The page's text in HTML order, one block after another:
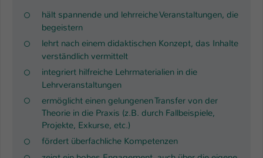
hält spannende und lehrreiche Veranstaltungen, die
begeistern
lehrt nach einem didaktischen Konzept, das Inhalte
verständlich vermittelt
integriert hilfreiche Lehrmaterialien in die
Lehrveranstaltungen
ermöglicht einen gelungenen Transfer von der
Theorie in die Praxis (z.B. durch Fallbeispiele,
Projekte, Exkurse, etc.)
fördert überfachliche Kompetenzen
Name be_typo_user
Anbieter TYPO3
Zweck
Dieser Cookie teilt der Webseite mit, ob
ein Besucher im Typo3-Backend
angemeldet ist und Rechte besitzt diese